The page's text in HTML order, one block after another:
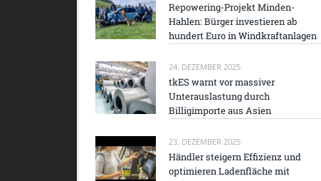
Repowering-Projekt Minden-
Hahlen: Bürger investieren ab
hundert Euro in Windkraftanlagen
24. DEZEMBER 2025
tkES warnt vor massiver
Unterauslastung durch
Billigimporte aus Asien
23. DEZEMBER 2025
Händler steigern Effizienz und
optimieren Ladenfläche mit